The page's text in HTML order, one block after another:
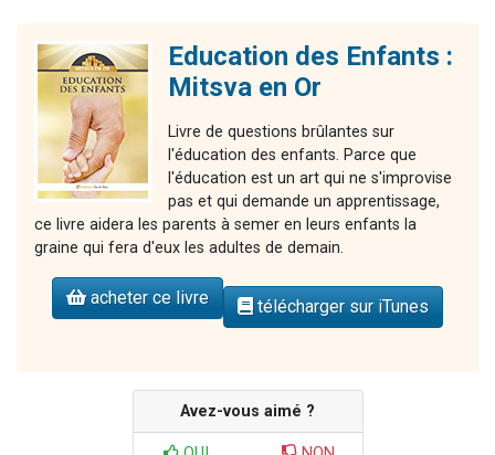
Education des Enfants :
Mitsva en Or
Livre de questions brûlantes sur
l'éducation des enfants. Parce que
l'éducation est un art qui ne s'improvise
pas et qui demande un apprentissage,
ce livre aidera les parents à semer en leurs enfants la
graine qui fera d'eux les adultes de demain.
acheter ce livre télécharger sur iTunes
Avez-vous aimé ?